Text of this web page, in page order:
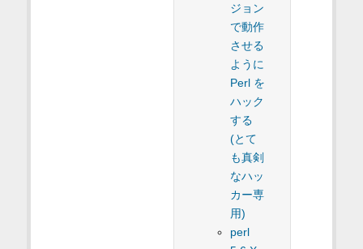
ジョン
で動作
させる
ように
Perl を
ハック
する
(とて
も真剣
なハッ
カー専
用)
perl